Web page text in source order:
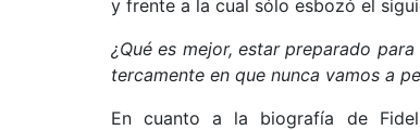
y frente a la cual sólo esbozó el
¿Qué es mejor, estar preparado
tercamente en que nunca vamos a
En cuanto a la biografía de